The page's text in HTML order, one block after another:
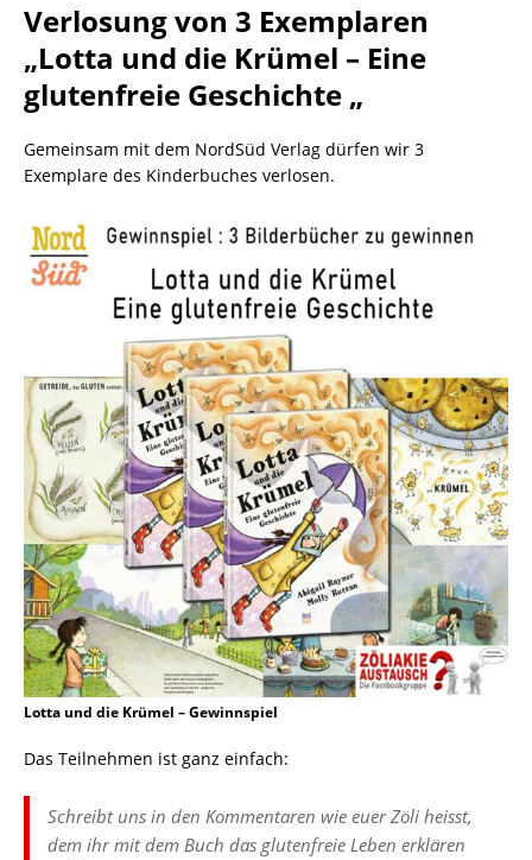
Verlosung von 3 Exemplaren
„Lotta und die Krümel – Eine
glutenfreie Geschichte „
Gemeinsam mit dem NordSüd Verlag dürfen wir 3
Exemplare des Kinderbuches verlosen.
Lotta und die Krümel – Gewinnspiel
Das Teilnehmen ist ganz einfach:
Schreibt uns in den Kommentaren wie euer Zöli heisst,
dem ihr mit dem Buch das glutenfreie Leben erklären